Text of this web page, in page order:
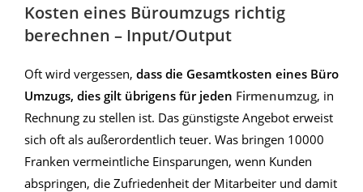
Kosten eines Büroumzugs richtig
berechnen – Input/Output
Oft wird vergessen, dass die Gesamtkosten eines Büro
Umzugs, dies gilt übrigens für jeden Firmenumzug, in
Rechnung zu stellen ist. Das günstigste Angebot erweist
sich oft als außerordentlich teuer. Was bringen 10000
Franken vermeintliche Einsparungen, wenn Kunden
abspringen, die Zufriedenheit der Mitarbeiter und damit